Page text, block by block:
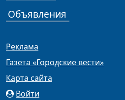
Объявления
Реклама
Газета «Городские вести»
Карта сайта
Войти